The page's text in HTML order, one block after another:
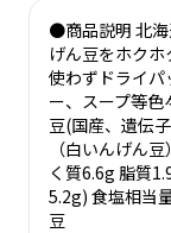
●商品説明 北
げん豆をホク
使わずドライパ
ー、スープ等
豆(国産、遺伝
（白いんげん
く質6.6g 脂質
5.2g) 食塩相当
豆